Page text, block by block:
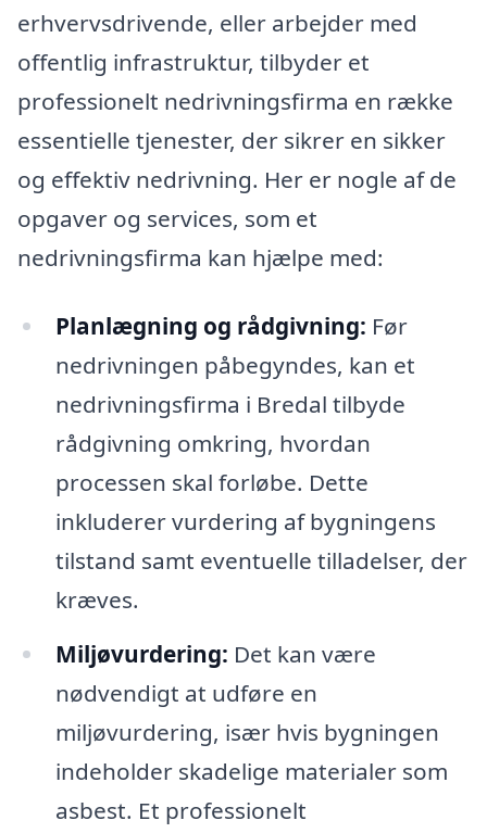
erhvervsdrivende, eller arbejder med
offentlig infrastruktur, tilbyder et
professionelt nedrivningsfirma en række
essentielle tjenester, der sikrer en sikker
og effektiv nedrivning. Her er nogle af de
opgaver og services, som et
nedrivningsfirma kan hjælpe med:
Planlægning og rådgivning: Før
nedrivningen påbegyndes, kan et
nedrivningsfirma i Bredal tilbyde
rådgivning omkring, hvordan
processen skal forløbe. Dette
inkluderer vurdering af bygningens
tilstand samt eventuelle tilladelser, der
kræves.
Miljøvurdering: Det kan være
nødvendigt at udføre en
miljøvurdering, især hvis bygningen
indeholder skadelige materialer som
asbest. Et professionelt